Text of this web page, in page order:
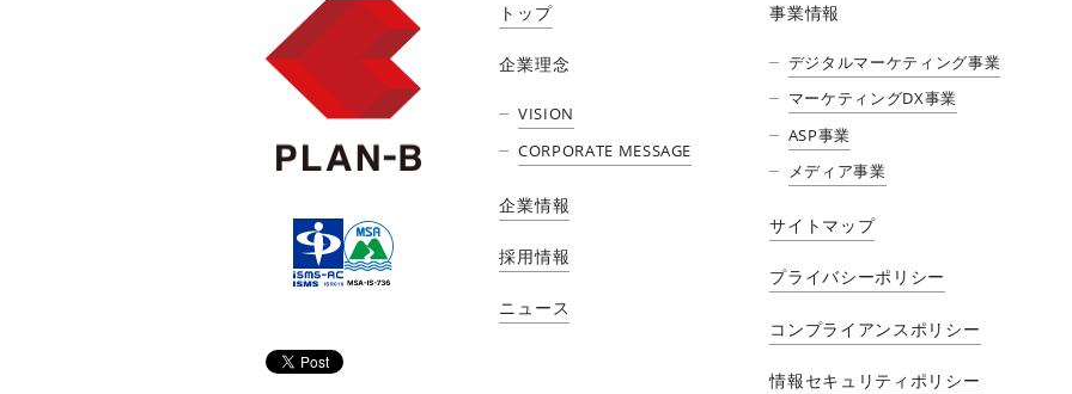
トップ
企業理念
VISION
CORPORATE MESSAGE
企業情報
採用情報
ニュース
事業情報
デジタルマーケティング事業
マーケティングDX事業
ASP事業
メディア事業​
サイトマップ
プライバシーポリシー
コンプライアンスポリシー
情報セキュリティポリシー